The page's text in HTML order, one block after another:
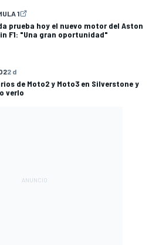
1
prueba hoy el nuevo motor del Aston
F1: "Una gran oportunidad"
2 d
de Moto2 y Moto3 en Silverstone y
verlo